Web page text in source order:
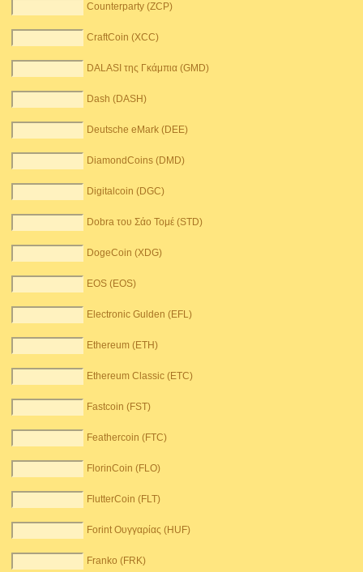
Counterparty (ZCP)
CraftCoin (XCC)
DALASI της Γκάμπια (GMD)
Dash (DASH)
Deutsche eMark (DEE)
DiamondCoins (DMD)
Digitalcoin (DGC)
Dobra του Σάο Τομέ (STD)
DogeCoin (XDG)
EOS (EOS)
Electronic Gulden (EFL)
Ethereum (ETH)
Ethereum Classic (ETC)
Fastcoin (FST)
Feathercoin (FTC)
FlorinCoin (FLO)
FlutterCoin (FLT)
Forint Ουγγαρίας (HUF)
Franko (FRK)